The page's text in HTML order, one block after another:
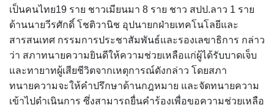
เป็นคนไทย19 ราย ชาวเมียนมา 8 ราย ชาว สปป.ลาว 1 ราย
ด้านนายวีรศักดิ์ โชติวานิช อุปนายกฝ่ายเทคโนโลยีและ
สารสนเทศ กรรมการประชาสัมพันธ์และรองเลขาธิการ กล่าว
ว่า สภาทนายความยินดีให้ความช่วยเหลือแก่ผู้ได้รับบาดเจ็บ
และทายาทผู้เสียชีวิตจากเหตุการณ์ดังกล่าว โดยสภา
ทนายความจะให้คำปรึกษาด้านกฎหมาย และจัดทนายความ
เข้าไปดำเนินการ ซึ่งสามารถยื่นคำร้องเพื่อขอความช่วยเหลือ